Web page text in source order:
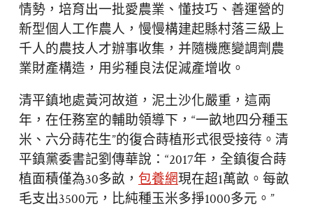
情勢，培育出一批愛農業、懂技巧、善運營的
新型個人工作農人，慢慢構建起縣村落三級上
千人的農技人才辦事收集，并隨機應變調劑農
業財產構造，用劣種良法促減產增收。
清平鎮地處黃河故道，泥土沙化嚴重，這兩
年，在任務室的輔助領導下，“一畝地四分種玉
米、六分蒔花生”的復合蒔植形式很受接待。清
平鎮黨委書記劉傳華說：“2017年，全鎮復合蒔
植面積僅為30多畝，包養網現在超1萬畝。每畝
毛支出3500元，比純種玉米多掙1000多元。”